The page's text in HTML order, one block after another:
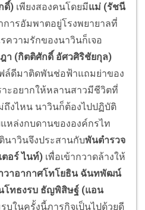
ดิ์) เพียงสองคนโดยมีแม่ (รัชนี
ารอัมพาตอยู่โรงพยายาลที่
ความรักของนาวินก็เจอ
า (กิตติศักดิ์ อัศวศิริชัยกุล)
ล์ดีมาติดพันช่อฟ้าแถมย่าของ
ะอยากให้หลานสาวมีชีวิตที่
ถึงไหน นาวินก็ต้องไปปฏิบัติ
หล่งกบดานขององค์กรไท
นาวินจึงประสานกับพันตำรวจ
อร์ ไนท์) เพื่อเข้ากวาดล้างให้
วาอากาศโทโยธิน ฉันทพัฒน์
โทธงรบ ธัญพิสิษฐ์ (แอน
บในครั้งนี้ภารกิจเป็นไปด้วยดี